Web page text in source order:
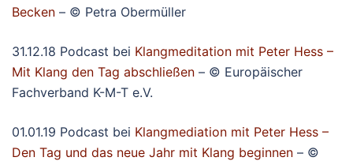
Becken – © Petra Obermüller
31.12.18 Podcast bei Klangmeditation mit Peter Hess –
Mit Klang den Tag abschließen – © Europäischer
Fachverband K-M-T e.V.
01.01.19 Podcast bei Klangmediation mit Peter Hess –
Den Tag und das neue Jahr mit Klang beginnen – ©